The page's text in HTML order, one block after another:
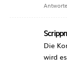
Die
wird